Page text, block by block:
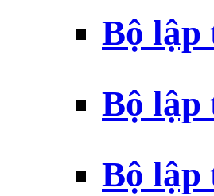
Bộ
Bộ
Bộ